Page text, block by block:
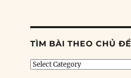
TÌM BÀI THEO CHỦ ĐỀ
Tìm